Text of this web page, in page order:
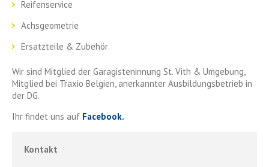
Reifenservice
Achsgeometrie
Ersatzteile & Zubehör
Wir sind Mitglied der Garagisteninnung St. Vith & Umgebung,
Mitglied bei Traxio Belgien, anerkannter Ausbildungsbetrieb in
der DG.
Ihr findet uns auf Facebook.
Kontakt